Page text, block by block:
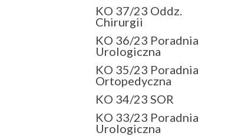
KO 37/23 Oddz.
Chirurgii
KO 36/23 Poradnia
Urologiczna
KO 35/23 Poradnia
Ortopedyczna
KO 34/23 SOR
KO 33/23 Poradnia
Urologiczna